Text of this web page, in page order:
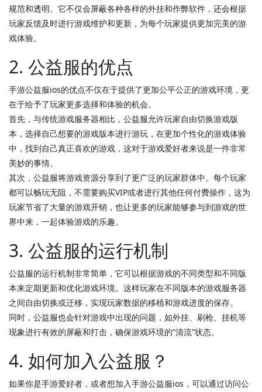
规范和透明。它不仅会屏蔽各种各样的外挂和作弊软件，还会根据
玩家反馈及时进行游戏维护和更新，为每个玩家提供更加完美的游
戏体验。
2. 公益服的优点
手游公益服ios的优点不仅在于提供了更加公平公正的游戏环境，更
在于给予了玩家更多选择和体验的机会。
首先，与传统游戏服务器相比，公益服允许玩家自由切换游戏版
本，选择自己想要的游戏版本进行游玩，在更加个性化的游戏体验
中，找到自己真正喜欢的游戏，这对于游戏爱好者来说是一件非常
美妙的事情。
其次，公益服将游戏资源分享到了更广泛的玩家群体中。每个玩家
都可以畅玩无阻，不需要购买VIP或者进行其他任何付费操作，这为
玩家节省了大量的游戏开销，也让更多的玩家能够参与到游戏的世
界中来，一起体验游戏的乐趣。
3. 公益服的运行机制
公益服的运行机制非常简单，它可以根据游戏的不同类型和不同版
本来定期更新和优化游戏环境。这样玩家在不同版本的游戏服务器
之间自由切换或迁移，实现玩家数据的移植和游戏进度的保存。
同时，公益服也会针对游戏中出现的问题，如外挂、刷枪、挂机等
现象进行有效的屏蔽和打击，确保游戏环境的“清流”状态。
4. 如何加入公益服？
如果你是手游爱好者，或者想加入手游公益服ios，可以通过访问公